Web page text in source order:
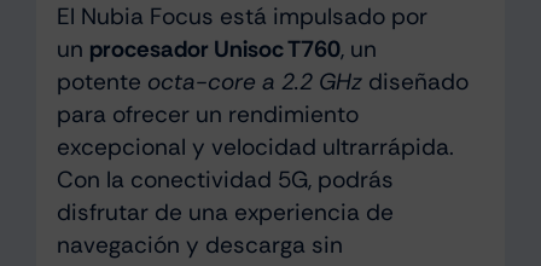
El Nubia Focus está impulsado por
un procesador Unisoc T760, un
potente octa-core a 2.2 GHzdiseñado
para ofrecer un rendimiento
excepcional y velocidad ultrarrápida.
Con la conectividad 5G, podrás
disfrutar de una experiencia de
navegación y descarga sin